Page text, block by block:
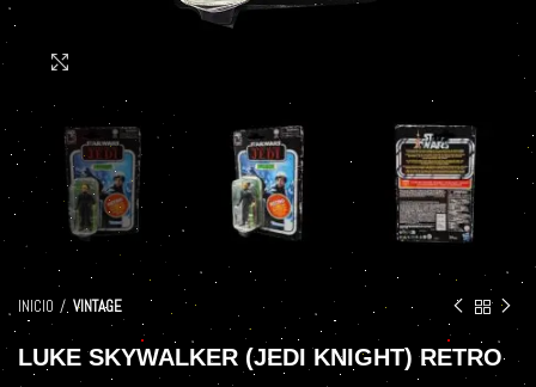
INICIO VINTAGE
LUKE SKYWALKER (JEDI KNIGHT) RETRO